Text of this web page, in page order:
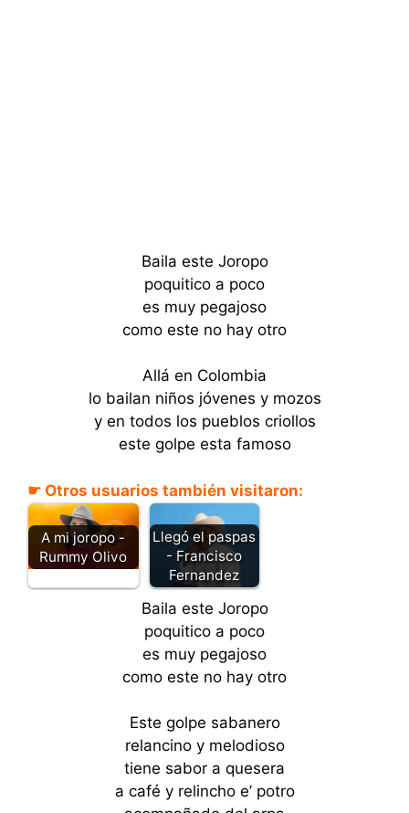
Baila este Joropo
poquitico a poco
es muy pegajoso
como este no hay otro
Allá en Colombia
lo bailan niños jóvenes y mozos
y en todos los pueblos criollos
este golpe esta famoso
☛ Otros usuarios también visitaron:
A mi joropo -
Rummy Olivo
Llegó el paspas
- Francisco
Fernandez
Baila este Joropo
poquitico a poco
es muy pegajoso
como este no hay otro
Este golpe sabanero
relancino y melodioso
tiene sabor a quesera
a café y relincho e’ potro